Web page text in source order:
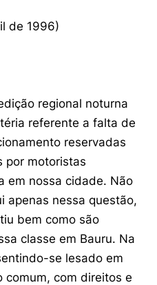
de 1996)
regional noturna
referente a falta de
reservadas
por motoristas
em nossa cidade. Não
apenas nessa questão,
bem como são
classe em Bauru. Na
se lesado em
comum, com direitos e